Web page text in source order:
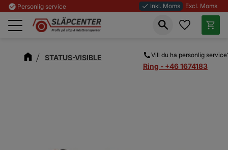
Meny
check_circle Personlig service done Inkl. Moms Excl. Moms
Vill du ha personlig
Ring - +46 1674183
Favoriter
STATUS-VISIBLE